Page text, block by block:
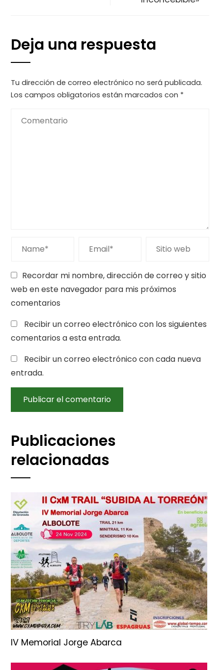
Deja una respuesta
Tu dirección de correo electrónico no será publicada.
Los campos obligatorios están marcados con *
Recordar mi nombre, dirección de correo y sitio
web en este navegador para mis próximos
comentarios
Recibir un correo electrónico con los siguientes
comentarios a esta entrada.
Recibir un correo electrónico con cada nueva
entrada.
Publicaciones
relacionadas
IV Memorial Jorge Abarca